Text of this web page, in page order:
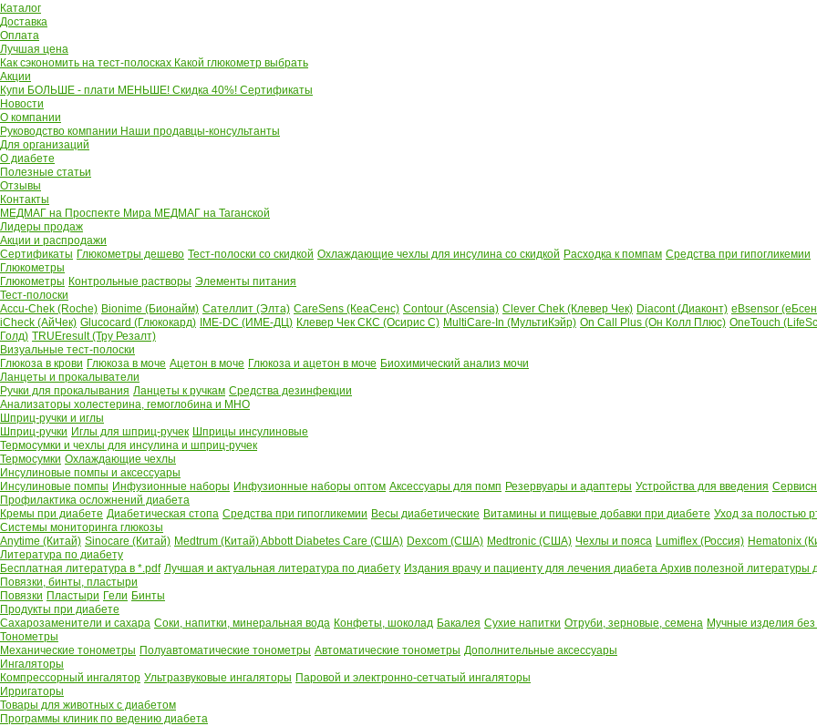
Каталог
Доставка
Оплата
Лучшая цена
Как сэкономить на тест-полосках Какой глюкометр выбрать
Акции
Купи БОЛЬШЕ - плати МЕНЬШЕ! Скидка 40%! Сертификаты
Новости
О компании
Руководство компании Наши продавцы-консультанты
Для организаций
О диабете
Полезные статьи
Отзывы
Контакты
МЕДМАГ на Проспекте Мира МЕДМАГ на Таганской
Лидеры продаж
Акции и распродажи
Сертификаты Глюкометры дешево Тест-полоски со скидкой Охлаждающие чехлы для инсулина со скидкой Расходка к помпам Средства при гипогликемии
Глюкометры
Глюкометры Контрольные растворы Элементы питания
Тест-полоски
Accu-Chek (Roche) Bionime (Бионайм) Сателлит (Элта) CareSens (КеаСенс) Contour (Ascensia) Clever Chek (Клевер Чек) Diacont (Диаконт) eBsensor
iCheck (АйЧек) Glucocard (Глюкокард) IME-DC (ИМЕ-ДЦ) Клевер Чек СКС (Осирис С) MultiCare-In (МультиКэйр) On Call Plus (Он Колл Плюс) OneTouch
Голд) TRUEresult (Тру Резалт)
Визуальные тест-полоски
Глюкоза в крови Глюкоза в моче Ацетон в моче Глюкоза и ацетон в моче Биохимический анализ мочи
Ланцеты и прокалыватели
Ручки для прокалывания Ланцеты к ручкам Средства дезинфекции
Анализаторы холестерина, гемоглобина и МНО
Шприц-ручки и иглы
Шприц-ручки Иглы для шприц-ручек Шприцы инсулиновые
Термосумки и чехлы для инсулина и шприц-ручек
Термосумки Охлаждающие чехлы
Инсулиновые помпы и аксессуары
Инсулиновые помпы Инфузионные наборы Инфузионные наборы оптом Аксессуары для помп Резервуары и адаптеры Устройства для введения
Профилактика осложнений диабета
Кремы при диабете Диабетическая стопа Средства при гипогликемии Весы диабетические Витамины и пищевые добавки при диабете Уход за полостью
Системы мониторинга глюкозы
Anytime (Китай) Sinocare (Китай) Medtrum (Китай)Abbott Diabetes Care (США) Dexcom (США) Medtronic (США) Чехлы и пояса Lumiflex (Россия) Hematonix
Литература по диабету
Бесплатная литература в *.pdf Лучшая и актуальная литература по диабету Издания врачу и пациенту для лечения диабета Архив полезной литературы
Повязки, бинты, пластыри
Повязки Пластыри Гели Бинты
Продукты при диабете
Сахарозаменители и сахара Соки, напитки, минеральная вода Конфеты, шоколад Бакалея Сухие напитки Отруби, зерновые, семена Мучные изделия без
Тонометры
Механические тонометры Полуавтоматические тонометры Автоматические тонометры Дополнительные аксессуары
Ингаляторы
Компрессорный ингалятор Ультразвуковые ингаляторы Паровой и электронно-сетчатый ингаляторы
Ирригаторы
Товары для животных с диабетом
Программы клиник по ведению диабета